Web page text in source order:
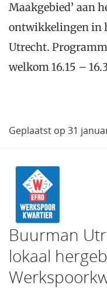
Maakgebied’ aan
ontwikkelingen in
Utrecht.
welkom 16.15 –
Geplaatst op 31
Buurman
lokaal